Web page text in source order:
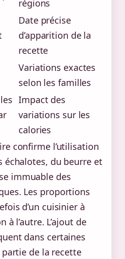
régions
Date précise
d’apparition de la
recette
Variations exactes
selon les familles
Impact des
variations sur les
calories
confirme l’utilisation
échalotes, du beurre et
immuable des
Les proportions
d’un cuisinier à
à l’autre. L’ajout de
dans certaines
de la recette